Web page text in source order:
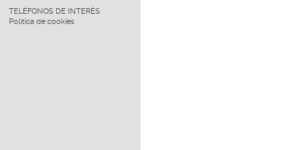
TELÉFONOS DE INTERÉS
Política de cookies